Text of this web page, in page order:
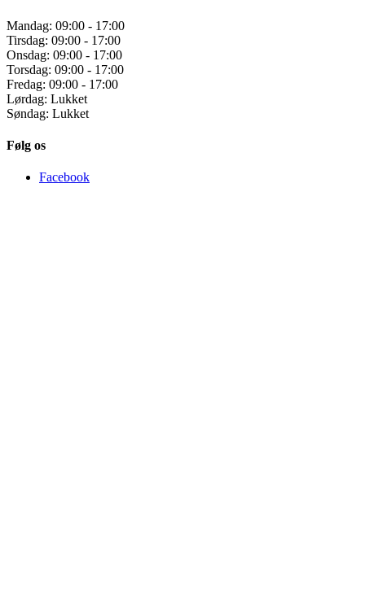
Mandag: 09:00 - 17:00
Tirsdag: 09:00 - 17:00
Onsdag: 09:00 - 17:00
Torsdag: 09:00 - 17:00
Fredag: 09:00 - 17:00
Lørdag: Lukket
Søndag: Lukket
Følg os
Facebook